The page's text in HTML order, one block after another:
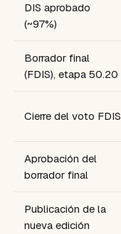
DIS aprobado
(~97%)
Borrador final
(FDIS), etapa 50.20
Cierre del voto FDIS
Aprobación del
borrador final
Publicación de la
nueva edición